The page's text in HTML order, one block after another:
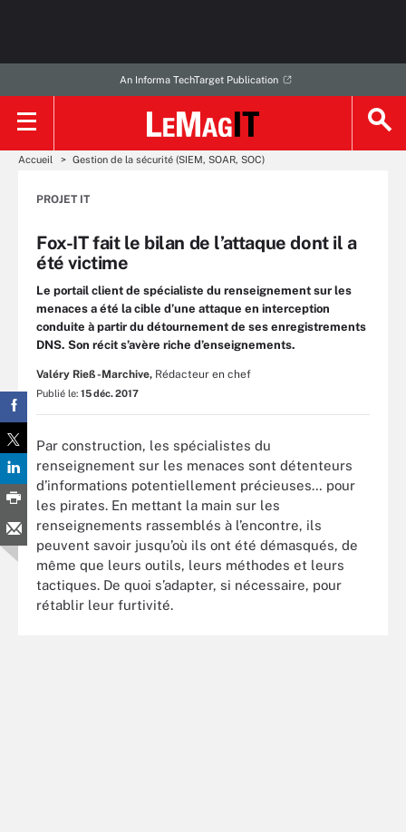
An Informa TechTarget Publication
Accueil Gestion de la sécurité (SIEM, SOAR, SOC)
PROJET IT
Fox-IT fait le bilan de l’attaque dont il a
été victime
Le portail client de spécialiste du renseignement sur les
menaces a été la cible d’une attaque en interception
conduite à partir du détournement de ses enregistrements
DNS. Son récit s’avère riche d’enseignements.
Valéry Rieß-Marchive, Rédacteur en chef
Publié le: 15 déc. 2017
Par construction, les spécialistes du
renseignement sur les menaces sont détenteurs
d’informations potentiellement précieuses… pour
les pirates. En mettant la main sur les
renseignements rassemblés à l’encontre, ils
peuvent savoir jusqu’où ils ont été démasqués, de
même que leurs outils, leurs méthodes et leurs
tactiques. De quoi s’adapter, si nécessaire, pour
rétablir leur furtivité.